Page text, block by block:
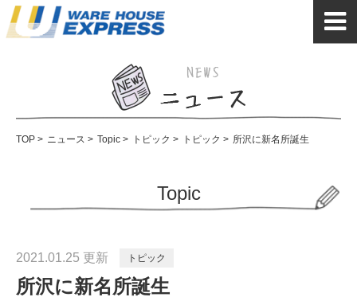
TOP > ニュース > Topic > トピック > トピック > 所沢に新名所誕生
Topic
2021.01.25 更新 トピック
所沢に新名所誕生